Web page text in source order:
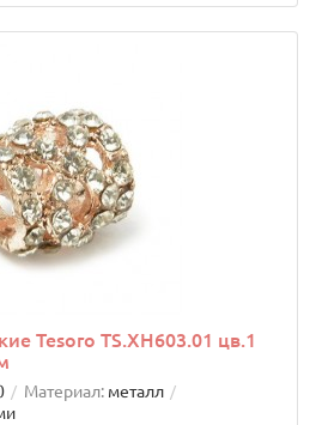
Tesoro TS.XH603.01 цв.1
Материал: металл